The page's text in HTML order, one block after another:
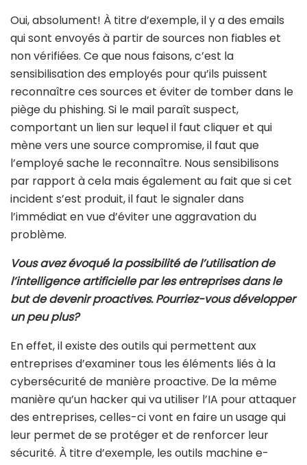
Oui, absolument! À titre d’exemple, il y a des emails
qui sont envoyés à partir de sources non fiables et
non vérifiées. Ce que nous faisons, c’est la
sensibilisation des employés pour qu’ils puissent
reconnaître ces sources et éviter de tomber dans le
piège du phishing. Si le mail paraît suspect,
comportant un lien sur lequel il faut cliquer et qui
mène vers une source compromise, il faut que
l’employé sache le reconnaître. Nous sensibilisons
par rapport à cela mais également au fait que si cet
incident s’est produit, il faut le signaler dans
l’immédiat en vue d’éviter une aggravation du
problème.
Vous avez évoqué la possibilité de l’utilisation de
l’intelligence artificielle par les entreprises dans le
but de devenir proactives. Pourriez-vous développer
un peu plus?
En effet, il existe des outils qui permettent aux
entreprises d’examiner tous les éléments liés à la
cybersécurité de manière proactive. De la même
manière qu’un hacker qui va utiliser l’IA pour attaquer
des entreprises, celles-ci vont en faire un usage qui
leur permet de se protéger et de renforcer leur
sécurité. À titre d’exemple, les outils machine e-